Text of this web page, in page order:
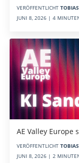
VERÖFFENTLICHT
JUNI 8, 2026 | 4
AE Valley Europe
VERÖFFENTLICHT
JUNI 8, 2026 | 2